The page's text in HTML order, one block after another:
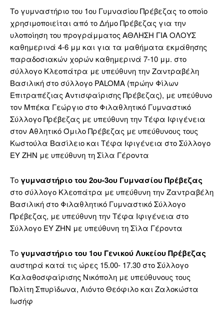
Το γυμναστήριο του 1ου Γυμνασίου Πρέβεζας το οποίο
χρησιμοποιείται από το Δήμο Πρέβεζας για την
υλοποίηση του προγράμματος ΑΘΛΗΣΗ ΓΙΑ ΟΛΟΥΣ
καθημερινά 4-6 μμ και για τα μαθήματα εκμάθησης
παραδοσιακών χορών καθημερινά 7-10 μμ. στο
σύλλογο Κλεοπάτρα με υπεύθυνη την Ζαντραβέλη
Βασιλική στο σύλλογο PALOMA (πρώην Φίλων
Επιτραπέζιας Αντισφαίρισης Πρέβεζας), με υπεύθυνο
τον Μπέκα Γεώργιο στο Φιλαθλητικό Γυμναστικό
Σύλλογο Πρέβεζας με υπεύθυνη την Τέφα Ιφιγένεια
στον Αθλητικό Όμιλο Πρέβεζας με υπεύθυνους τους
Κωστούλα Βασίλειο και Τέφα Ιφιγένεια στο Σύλλογο
ΕΥ ΖΗΝ με υπεύθυνη τη Σίλα Γέροντα
Το γυμναστήριο του 2ου-3ου Γυμνασίου Πρέβεζας
στο σύλλογο Κλεοπάτρα με υπεύθυνη την Ζαντραβέλη
Βασιλική στο Φιλαθλητικό Γυμναστικό Σύλλογο
Πρέβεζας, με υπεύθυνη την Τέφα Ιφιγένεια στο
Σύλλογο ΕΥ ΖΗΝ με υπεύθυνη τη Σίλα Γέροντα
Το γυμναστήριο του 1ου Γενικού Λυκείου Πρέβεζας
αυστηρά κατά τις ώρες 15.00- 17.30 στο Σύλλογο
Καλαθοσφαίρισης Νικόπολη με υπεύθυνους τους
Πολίτη Σπυρίδωνα, Λιόντο Θεόφιλο και Ζαλοκώστα
Ιωσήφ